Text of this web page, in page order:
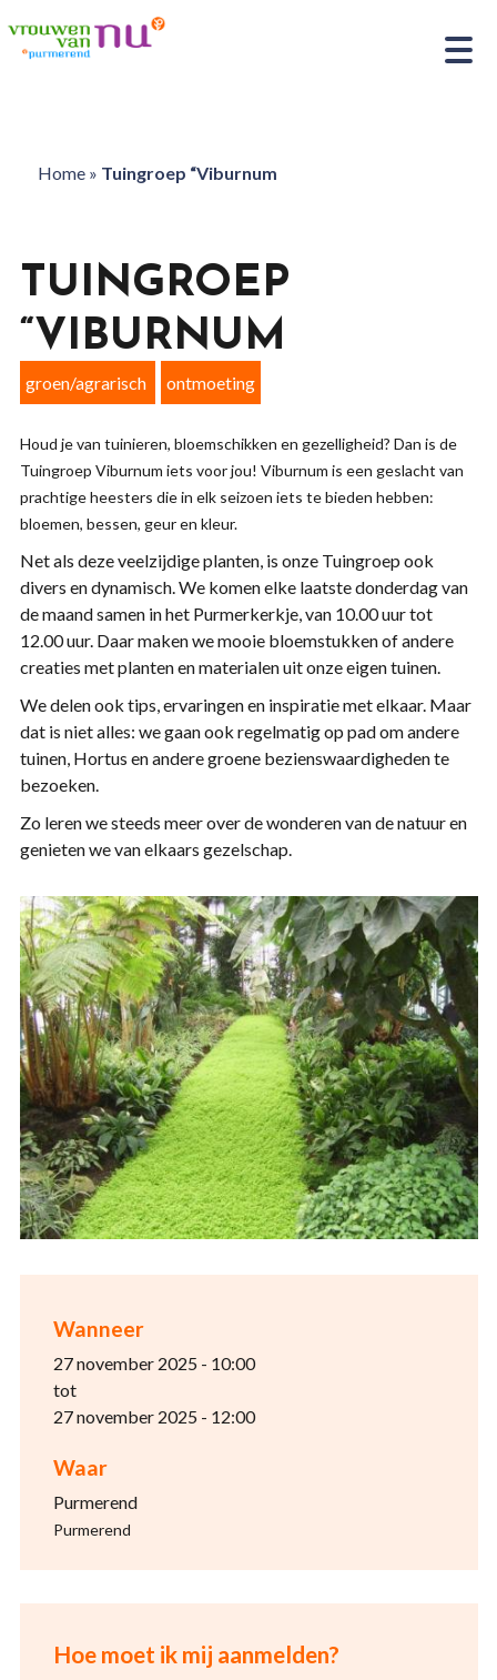
Home» Tuingroep “Viburnum
Wanneer
27 november 2025 - 10:00
tot
27 november 2025 - 12:00
Waar
Purmerend
Purmerend
Hoe moet ik mij aanmelden?
TUINGROEP
“VIBURNUM
groen/agrarisch ontmoeting
Houd je van tuinieren, bloemschikken en gezelligheid? Dan is de
Tuingroep Viburnum iets voor jou! Viburnum is een geslacht van
prachtige heesters die in elk seizoen iets te bieden hebben:
bloemen, bessen, geur en kleur.
Net als deze veelzijdige planten, is onze Tuingroep ook
divers en dynamisch. We komen elke laatste donderdag van
de maand samen in het Purmerkerkje, van 10.00 uur tot
12.00 uur. Daar maken we mooie bloemstukken of andere
creaties met planten en materialen uit onze eigen tuinen.
We delen ook tips, ervaringen en inspiratie met elkaar. Maar
dat is niet alles: we gaan ook regelmatig op pad om andere
tuinen, Hortus en andere groene bezienswaardigheden te
bezoeken.
Zo leren we steeds meer over de wonderen van de natuur en
genieten we van elkaars gezelschap.